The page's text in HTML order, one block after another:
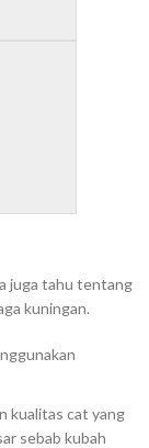
juga tahu tentang
kuningan.
kualitas cat yang
sebab kubah